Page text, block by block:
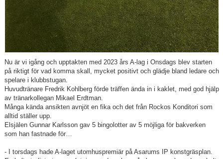
Nu är vi igång och upptakten med 2023 års A-lag i Onsdags blev starten
på riktigt för vad komma skall, mycket positivt och glädje bland ledare och
spelare i klubbstugan.
Huvudtränare Fredrik Kohlberg förde träffen ända in i kaklet, med god hjälp
av tränarkollegan Mikael Erdtman.
Många kända ansikten avnjöt en fika och det från Rockos Konditori som
alltid ställer upp.
Elsjälen Gunnar Karlsson gav 5 bingolotter av 5 möjliga för bakverken
som han fastnade för…
- I torsdags hade A-laget utomhuspremiär på Asarums IP konstgräsplan.